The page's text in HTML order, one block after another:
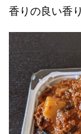
香りの良い香